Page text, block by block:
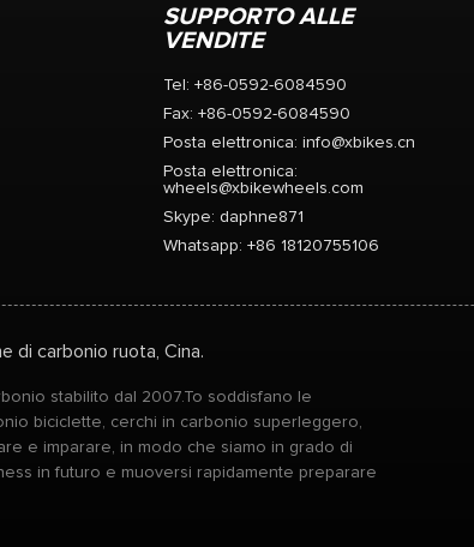
contro la foratura e comfort per il
pilota. Larghezza 23mm / 25mm /
compatibili.
SUPPORTO ALLE
VENDITE
Tel: +86-0592-6084590
Fax: +86-0592-6084590
Posta elettronica: info@xbikes.cn
Posta elettronica:
wheels@xbikewheels.com
Skype: daphne871
Whatsapp: +86 18120755106
di carbonio ruota, Cina.
stabilito dal 2007.To soddisfano le
biciclette, cerchi in carbonio superleggero,
e imparare, in modo che siamo in grado di
in futuro e muoversi rapidamente preparare